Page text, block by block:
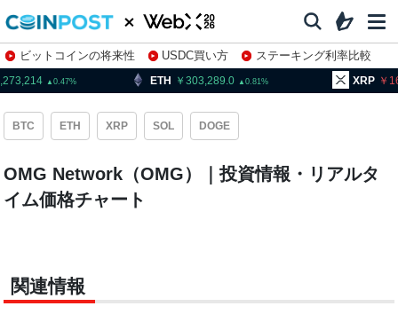
ビットコインの将来性 USDC買い方
ステーキング利率比較
株特集・関連銘柄
0.47 ETH 303,289.0 0.81 XRP
BTC ETH XRP SOL DOGE
OMG Network（OMG）｜投資情報・リアルタ
イム価格チャート
関連情報